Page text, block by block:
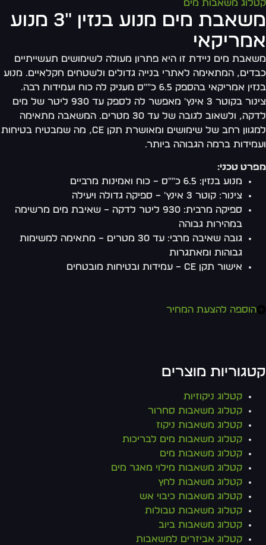
משאבות מים
משאבת מים מנוע בנזין "3 מנוע
מים ניידת זו היא פתרון מעולה לשימושים תעשייתיים
המתאימה לאתרי בנייה גדולים ולשטחים חקלאיים. מנוע
בנזין אמריקאי בהספק 6.5 כ""ס מעניק לה כוח ועמידות רבה.
צינור בקוטר 3 אינץ' מאפשר לה לספק עד 930 ליטר של מים
לדקה, ולשאוב לגובה של עד 30 מטרים. המשאבה מתאימה
למגוון רחב של שימושים ומאושרת תקן CE, מה שמבטיח בטיחות
ברמה הגבוהה ביותר.
טכני:
מנוע בנזין: 6.5 כ""ס – כוח ואמינות מרביים
צינור: קוטר 3 אינץ' – ספיקה גדולה ויעילה
ספיקה מרבית: 930 ליטר לדקה – שאיבת מים מרשימה
במהירות גבוהה
גובה שאיבה מרבי: עד 30 מטרים – מתאימה למשימות
גבוהות ומאתגרות
אישור תקן CE – עמידות ובטיחות מובטחים
הוספה להצעת המחיר
מוצרים
קטלוג ניקוזיות
קטלוג משאבות סחרור
קטלוג משאבות ניקוז
קטלוג משאבות מים לבריכות
קטלוג משאבות מים
קטלוג משאבות מילוי מאגר מים
קטלוג משאבות לחץ
קטלוג משאבות כיבוי אש
קטלוג משאבות טבולות
קטלוג משאבות ביוב
קטלוג אביזרים למשאבות